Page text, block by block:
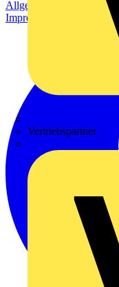
Vertriebspartner
Adalbert Zajadacz
Allgemeine
Impressum